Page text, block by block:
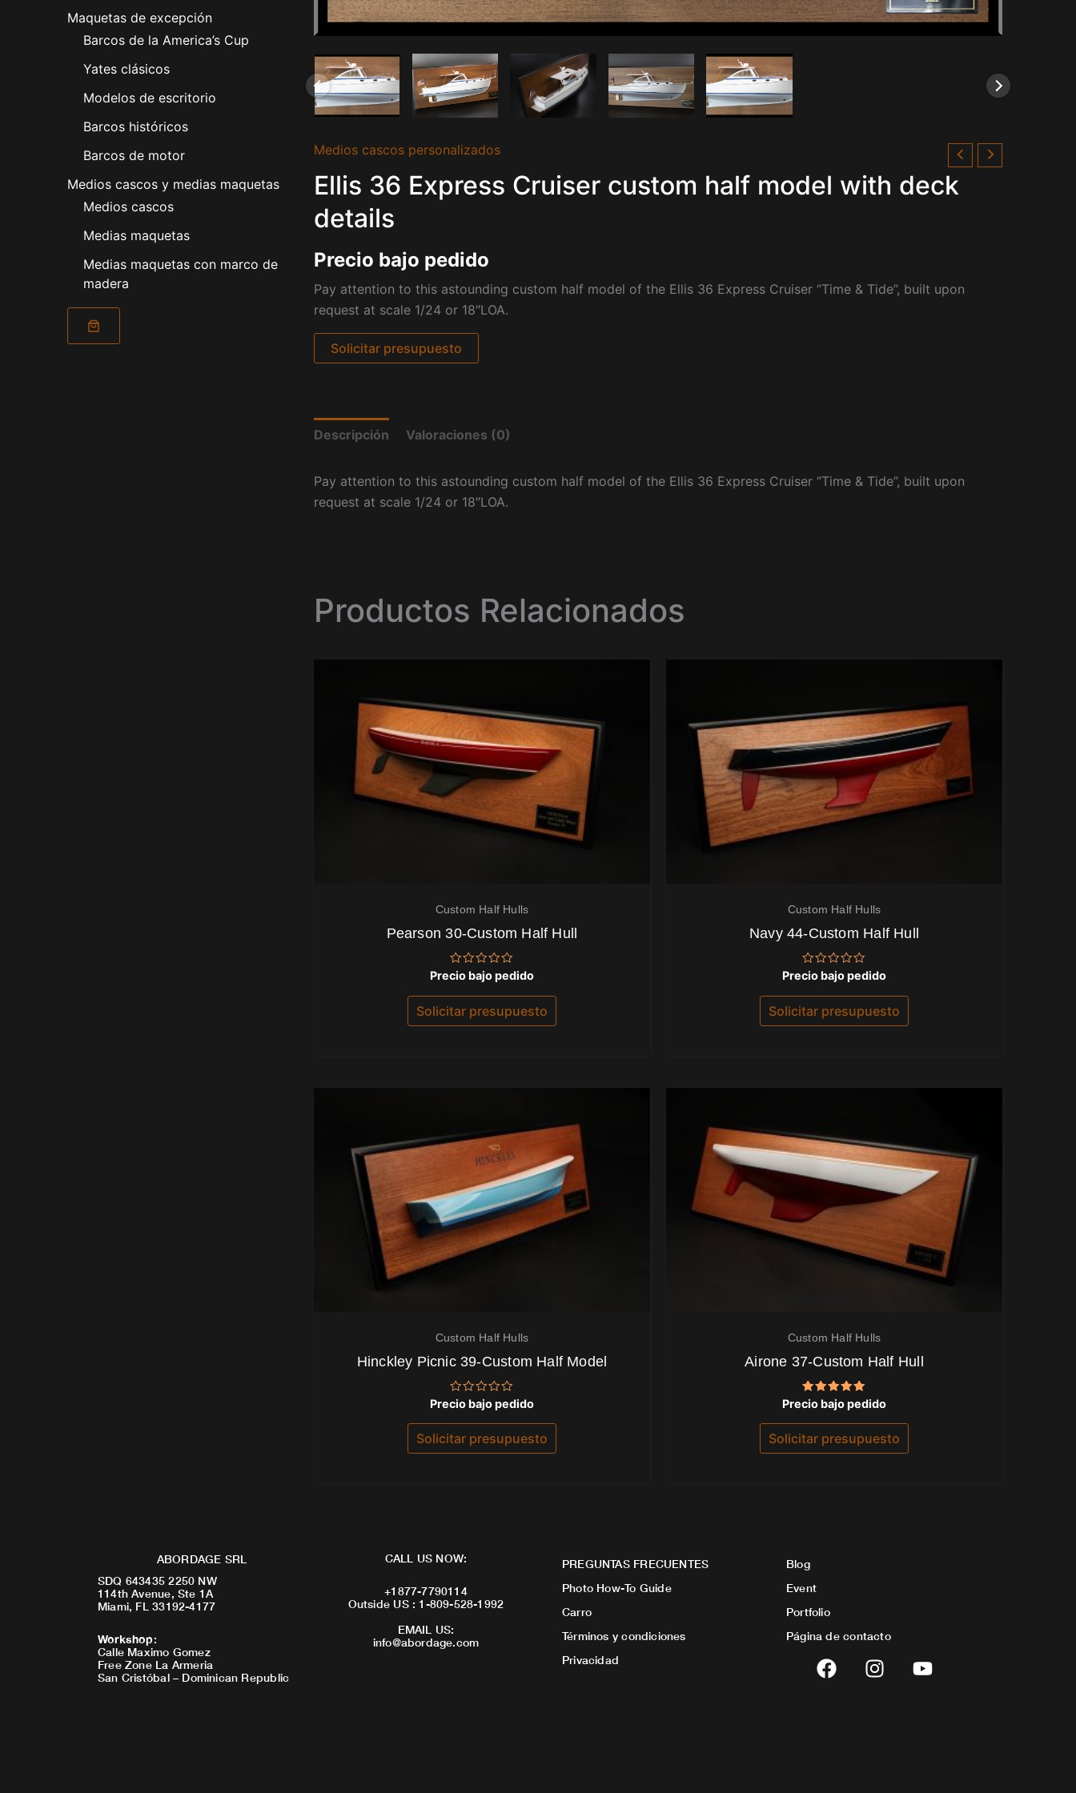
Maquetas de excepción
Barcos de la America’s Cup
Yates clásicos
Modelos de escritorio
Barcos históricos
Barcos de motor
Medios cascos y medias maquetas
Medios cascos
Medias maquetas
Medias maquetas con marco de
madera
Medios cascos personalizados
Ellis 36 Express Cruiser custom half model with deck
details
Precio bajo pedido
Pay attention to this astounding custom half model of the Ellis 36 Express Cruiser “Time & Tide”, built upon
request at scale 1/24 or 18″LOA.
Solicitar presupuesto
Descripción Valoraciones (0)
Pay attention to this astounding custom half model of the Ellis 36 Express Cruiser “Time & Tide”, built upon
request at scale 1/24 or 18″LOA.
Productos Relacionados
Custom Half Hulls
Pearson 30-Custom Half Hull
Valorado
con
0
de
5
Precio bajo pedido
Solicitar presupuesto
Custom Half Hulls
Navy 44-Custom Half Hull
Valorado
con
0
de
5
Precio bajo pedido
Solicitar presupuesto
Custom Half Hulls
Hinckley Picnic 39-Custom Half Model
Valorado
con
0
de
5
Precio bajo pedido
Solicitar presupuesto
Custom Half Hulls
Airone 37-Custom Half Hull
Valorado
con
5.00
Precio bajo pedido
Solicitar presupuesto
ABORDAGE SRL
SDQ 643435 2250 NW
114th Avenue, Ste 1A
Miami, FL 33192-4177
Workshop:
Calle Maximo Gomez
Free Zone La Armeria
San Cristóbal – Dominican Republic
CALL US NOW:
+1877-7790114
Outside US : 1-809-528-1992
EMAIL US:
info@abordage.com
PREGUNTAS FRECUENTES
Photo How-To Guide
Carro
Términos y condiciones
Privacidad
Blog
Event
Portfolio
Página de contacto
F
a
I
n
Y
o